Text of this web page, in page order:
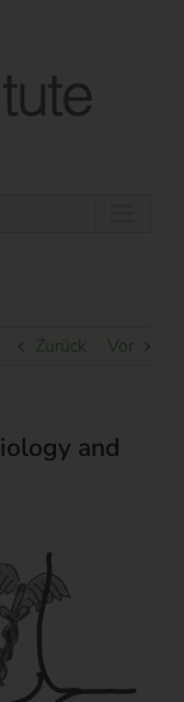
Zurück Vor
and